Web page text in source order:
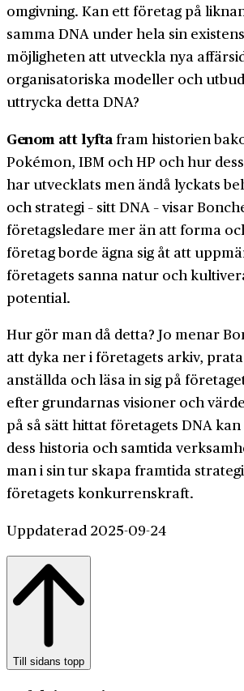
omgivning. Kan ett företag på
samma DNA under hela sin
möjligheten att utveckla nya
organisatoriska modeller och
uttrycka detta DNA?
Genom att lyftafram historien
Pokémon, IBM och HP och hur
har utvecklats men ändå lyckats
och strategi – sitt DNA – visar
företagsledare mer än att forma
företag borde ägna sig åt att
företagets sanna natur och
potential.
Hur gör man då detta? Jo menar
att dyka ner i företagets arkiv,
anställda och läsa in sig på
efter grundarnas visioner och
på så sätt hittat företagets DNA
dess historia och samtida
man i sin tur skapa framtida
företagets konkurrenskraft.
Uppdaterad 2025-09-24
Till sidans topp